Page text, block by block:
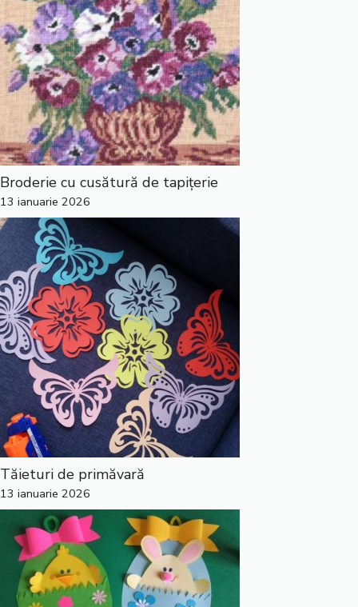
Broderie cu cusătură de tapițerie
13 ianuarie 2026
Tăieturi de primăvară
13 ianuarie 2026